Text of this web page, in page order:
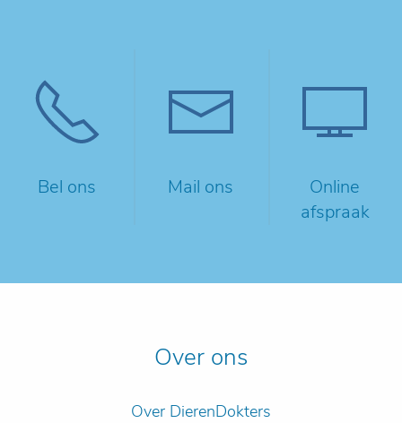
Bel ons Mail ons
Online
afspraak
Over ons
Over DierenDokters